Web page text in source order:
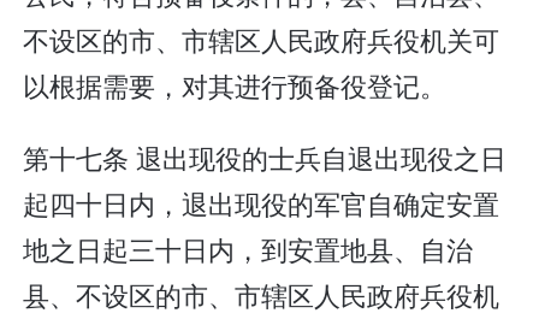
不设区的市、市辖区人民政府兵役机关可
以根据需要，对其进行预备役登记。
第十七条 退出现役的士兵自退出现役之日
起四十日内，退出现役的军官自确定安置
地之日起三十日内，到安置地县、自治
县、不设区的市、市辖区人民政府兵役机